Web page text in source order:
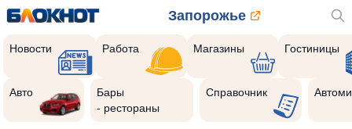
Запорожье
Новости Работа Магазины Гостиницы
Авто
Бары
- рестораны
Справочник